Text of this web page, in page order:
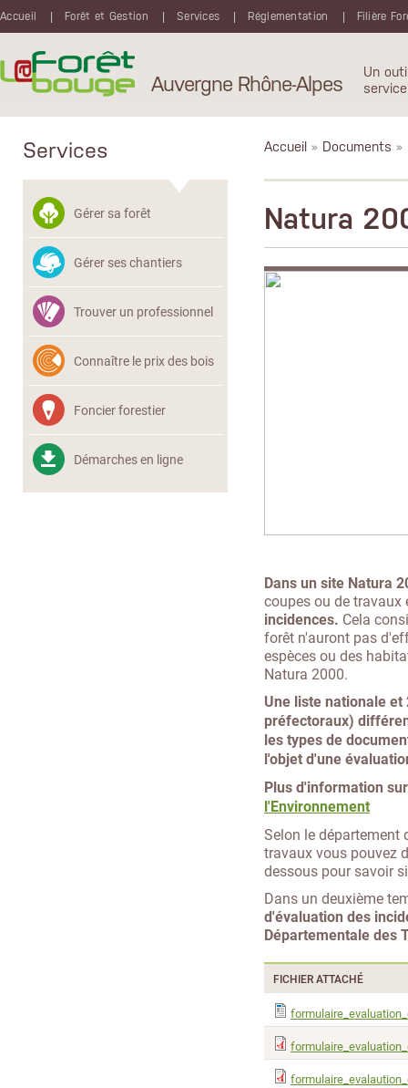
Accueil
Forêt et Gestion Services Réglementation Filière
Auvergne Rhône-Alpes
Un
Services
Gérer sa forêt
Gérer ses chantiers
Trouver un professionnel
Connaître le prix des bois
Foncier forestier
Démarches en ligne
Accueil » Documents »
Natura
Dans un site Natura
coupes ou de
incidences. Cela
forêt n'auront pas
espèces ou des
Natura 2000.
Une liste nationale
préfectoraux)
les types de
l'objet d'une
Plus d'information
l'Environnement
Selon le département
travaux vous pouvez
dessous pour savoir
Dans un deuxième
d'évaluation des
Départementale des
FICHIER ATTACHÉ